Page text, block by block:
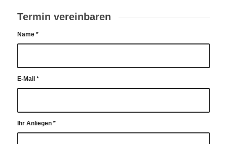
Termin vereinbaren
Name *
E-Mail *
Ihr Anliegen *